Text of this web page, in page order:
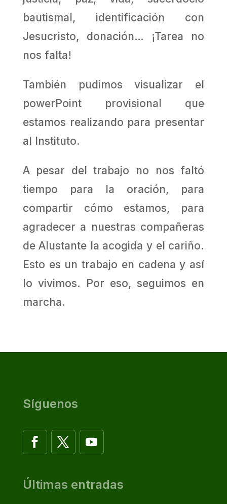
bautismal, identificación con
Jesucristo, donación… ¡Tarea no
nos falta!
También pudimos visualizar el
powerPoint provisional que
estamos realizando para presentar
al Instituto.
A pesar del trabajo no nos faltó
tiempo para la oración, para
compartir cómo estamos, para
agradecer a nuestras compañeras
de Alustante la acogida y el cariño.
Esto es un trabajo en cadena y así
lo vivimos. Por eso, seguimos en
marcha.
Síguenos
Últimas entradas